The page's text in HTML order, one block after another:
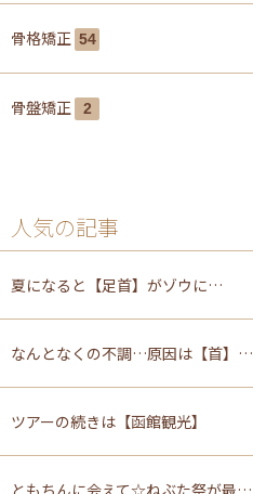
骨格矯正 54
骨盤矯正 2
人気の記事
夏になると【足首】がゾウに…
なんとなくの不調…原因は【首】…
ツアーの続きは【函館観光】